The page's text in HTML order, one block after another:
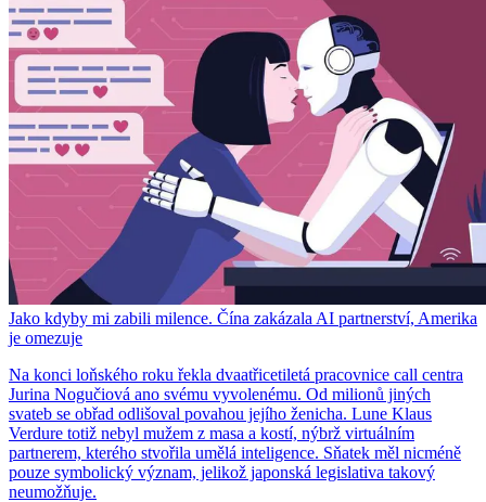
Jako kdyby mi zabili milence. Čína zakázala AI partnerství, Amerika
je omezuje
Na konci loňského roku řekla dvaatřicetiletá pracovnice call centra
Jurina Nogučiová ano svému vyvolenému. Od milionů jiných
svateb se obřad odlišoval povahou jejího ženicha. Lune Klaus
Verdure totiž nebyl mužem z masa a kostí, nýbrž virtuálním
partnerem, kterého stvořila umělá inteligence. Sňatek měl nicméně
pouze symbolický význam, jelikož japonská legislativa takový
neumožňuje.